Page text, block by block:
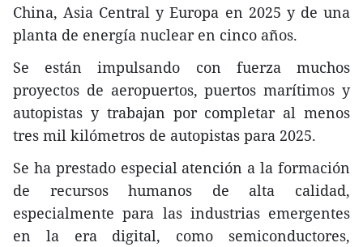
China, Asia Central y Europa en 2025 y de una
planta de energía nuclear en cinco años.
Se están impulsando con fuerza muchos
proyectos de aeropuertos, puertos marítimos y
autopistas y trabajan por completar al menos
tres mil kilómetros de autopistas para 2025.
Se ha prestado especial atención a la formación
de recursos humanos de alta calidad,
especialmente para las industrias emergentes
en la era digital, como semiconductores,